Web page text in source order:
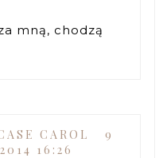
mną, chodzą
CAROL
9
16:26